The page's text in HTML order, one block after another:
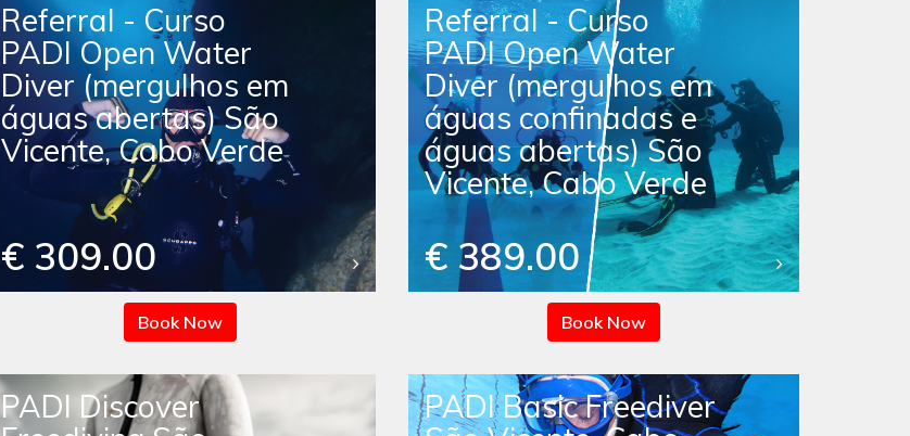
Referral - Curso
PADI Open Water
Diver (mergulhos em
águas abertas) São
Vicente, Cabo Verde
€ 309.00
Book Now
Referral - Curso
PADI Open Water
Diver (mergulhos em
águas confinadas e
águas abertas) São
Vicente, Cabo Verde
€ 389.00
Book Now
PADI Discover
PADI Basic Freediver